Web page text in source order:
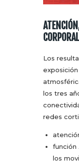
Los
los tres
redes
función
los